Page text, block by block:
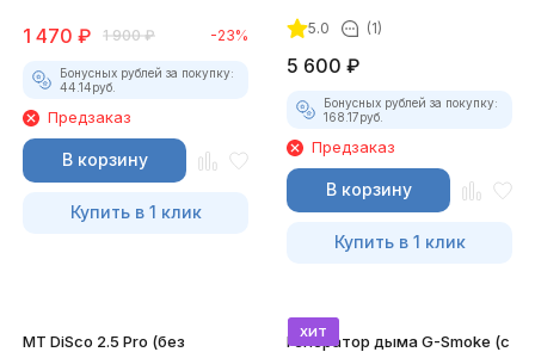
1 470 ₽ 1 900 ₽ -23%
Бонусных рублей за покупку:
44.14руб.
Предзаказ
В корзину
Купить в 1 клик
5.0 (1)
5 600 ₽
Бонусных рублей за покупку:
168.17руб.
Предзаказ
В корзину
Купить в 1 клик
MT DiSco 2.5 Pro (без
хит
Генератор дыма G-Smoke (c